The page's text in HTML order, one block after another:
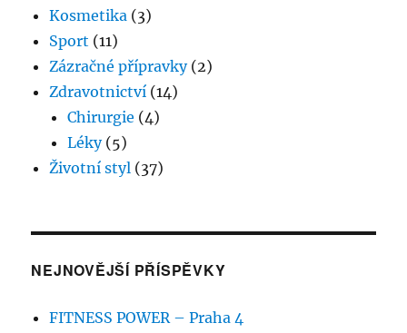
Kosmetika (3)
Sport (11)
Zázračné přípravky(2)
Zdravotnictví (14)
Chirurgie (4)
Léky(5)
Životní styl (37)
NEJNOVĚJŠÍ PŘÍSPĚVKY
FITNESS POWER – Praha 4